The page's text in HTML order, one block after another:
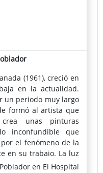
(1961), creció en
en la actualidad.
un periodo muy largo
formó al artista que
unas pinturas
inconfundible que
el fenómeno de la
en su trabajo. La luz
y da el sello que
en El Hospital